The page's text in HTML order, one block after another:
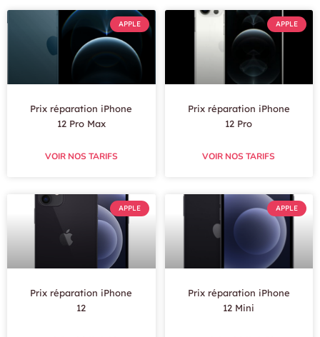
APPLE
Prix réparation iPhone
12 Pro Max
VOIR NOS TARIFS
APPLE
Prix réparation iPhone
12 Pro
VOIR NOS TARIFS
APPLE
Prix réparation iPhone
12
APPLE
Prix réparation iPhone
12 Mini